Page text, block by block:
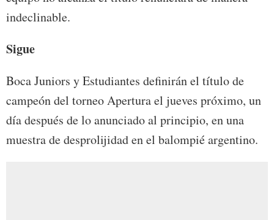
indeclinable.
Sigue
Boca Juniors y Estudiantes definirán el título de
campeón del torneo Apertura el jueves próximo, un
día después de lo anunciado al principio, en una
muestra de desprolijidad en el balompié argentino.